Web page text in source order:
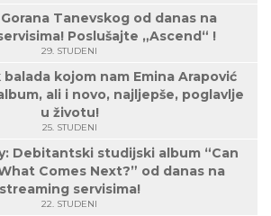
Tanevskog od danas na
Poslušajte „Ascend“ !
29. STUDENI
balada kojom nam Emina Arapović
ali i novo, najljepše, poglavlje
u životu!
25. STUDENI
Debitantski studijski album “Can
Comes Next?” od danas na
streaming servisima!
22. STUDENI